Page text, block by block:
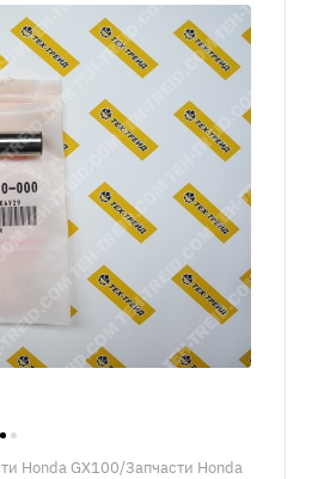
Honda GX100/Запчасти Honda